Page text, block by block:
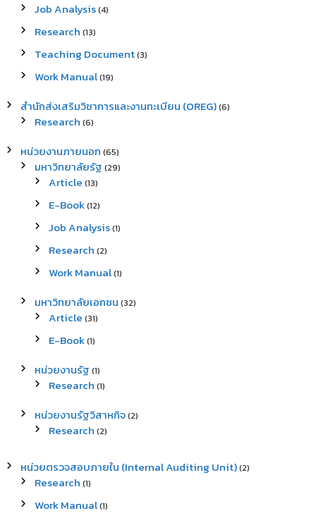
Job Analysis(4)
Research (13)
Teaching Document(3)
Work Manual(19)
สำนักส่งเสริมวิชาการและงานทะเบียน (OREG)(6)
Research (6)
หน่วยงานภายนอก (65)
มหาวิทยาลัยรัฐ (29)
Article (13)
E-Book(12)
Job Analysis(1)
Research (2)
Work Manual(1)
มหาวิทยาลัยเอกชน (32)
Article (31)
E-Book(1)
หน่วยงานรัฐ (1)
Research (1)
หน่วยงานรัฐวิสาหกิจ(2)
Research (2)
หน่วยตรวจสอบภายใน (Internal Auditing Unit)(2)
Research (1)
Work Manual(1)